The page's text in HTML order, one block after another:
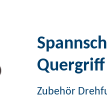
Quergriff
Zubehör